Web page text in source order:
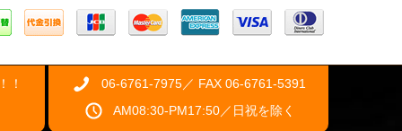
！
06-6761-7975／ FAX 06-6761-5391
AM08:30-PM17:50／日祝を除く